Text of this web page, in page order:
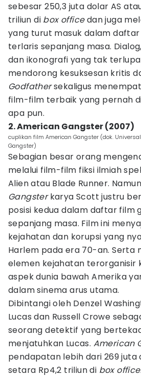
sebesar 250,3 juta dolar AS
triliun di box officedan juga
yang turut masuk dalam
terlaris sepanjang masa.
dan ikonografi yang tak
mendorong kesuksesan kritis
Godfathersekaligus
film-film terbaik yang pernah
apa pun.
2. American Gangster (2007)
cuplikan film American Gangster (dok.
Gangster)
Sebagian besar orang
melalui film-film fiksi ilmiah
Alien atau Blade Runner.
Gangsterkarya Scott justru
posisi kedua dalam daftar film
sepanjang masa. Film ini
kejahatan dan korupsi yang
Harlem pada era 70-an. Serta
elemen kejahatan terorganisir
aspek dunia bawah Amerika
dalam sinema arus utama.
Dibintangi oleh Denzel
Lucas dan Russell Crowe
seorang detektif yang
menjatuhkan Lucas. American
pendapatan lebih dari 269 juta
setara Rp4,2 triliun di box office